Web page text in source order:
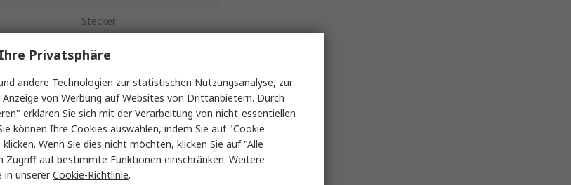
Stecker
14 mm
Flanschmontage
Nein
IP67
Schraubbefestigung
Privatsphäre
andere Technologien zur statistischen Nutzungsanalyse, zur
Anzeige von Werbung auf Websites von Drittanbietern. Durch
erklären Sie sich mit der Verarbeitung von nicht-essentiellen
können Ihre Cookies auswählen, indem Sie auf "Cookie
Wenn Sie dies nicht möchten, klicken Sie auf "Alle
Zugriff auf bestimmte Funktionen einschränken. Weitere
in unsererCookie-Richtlinie.